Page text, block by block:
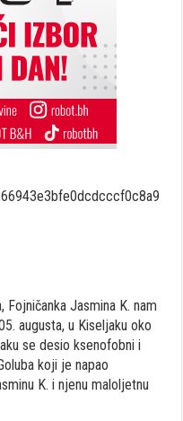
Fojničanka Jasmina K. nam
augusta, u Kiseljaku oko
se desio ksenofobni i
koji je napao
K. i njenu maloljetnu